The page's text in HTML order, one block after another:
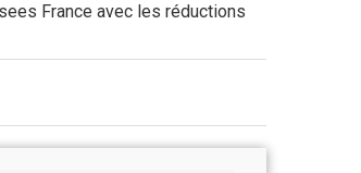
France avec les réductions